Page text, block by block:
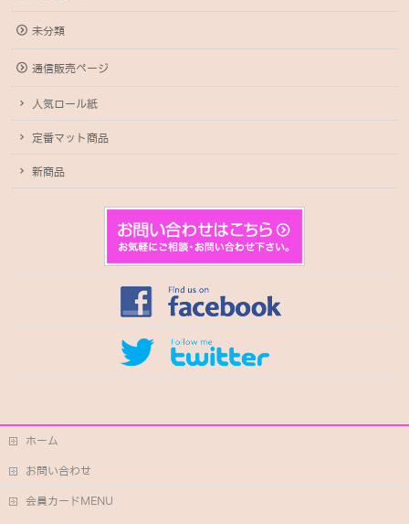
未分類
通信販売ページ
人気ロール紙
定番マット商品
新商品
ホーム
お問い合わせ
会員カードMENU